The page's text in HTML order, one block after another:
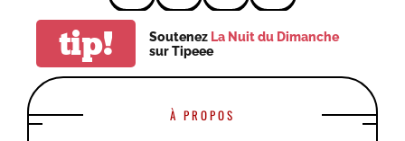
tip! Soutenez La Nuit du Dimanche
sur Tipeee
À PROPOS